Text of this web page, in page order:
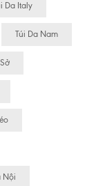
Da Italy
Túi Da Nam
Nội